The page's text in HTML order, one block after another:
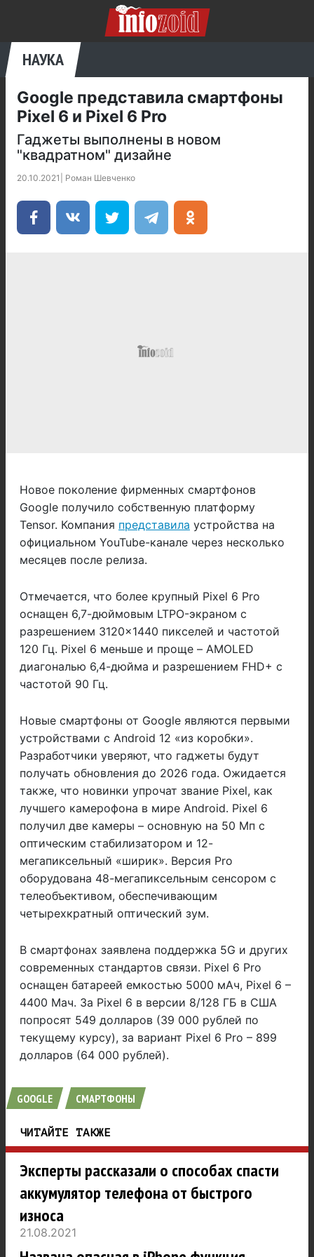
НАУКА
Google представила смартфоны
Pixel 6 и Pixel 6 Pro
Гаджеты выполнены в новом
"квадратном" дизайне
20.10.2021 Роман Шевченко
Новое поколение фирменных смартфонов
Google получило собственную платформу
Tensor. Компания представила устройства на
официальном YouTube-канале через несколько
месяцев после релиза.
Отмечается, что более крупный Pixel 6 Pro
оснащен 6,7-дюймовым LTPO-экраном с
разрешением 3120×1440 пикселей и частотой
120 Гц. Pixel 6 меньше и проще – AMOLED
диагональю 6,4-дюйма и разрешением FHD+ с
частотой 90 Гц.
Новые смартфоны от Google являются первыми
устройствами с Android 12 «из коробки».
Разработчики уверяют, что гаджеты будут
получать обновления до 2026 года. Ожидается
также, что новинки упрочат звание Pixel, как
лучшего камерофона в мире Android. Pixel 6
получил две камеры – основную на 50 Мп с
оптическим стабилизатором и 12-
мегапиксельный «ширик». Версия Pro
оборудована 48-мегапиксельным сенсором с
телеобъективом, обеспечивающим
четырехкратный оптический зум.
В смартфонах заявлена поддержка 5G и других
современных стандартов связи. Pixel 6 Pro
оснащен батареей емкостью 5000 мАч, Pixel 6 –
4400 Мач. За Pixel 6 в версии 8/128 ГБ в США
попросят 549 долларов (39 000 рублей по
текущему курсу), за вариант Pixel 6 Pro – 899
долларов (64 000 рублей).
GOOGLE СМАРТФОНЫ
ЧИТАЙТЕ ТАКЖЕ
Эксперты рассказали о способах спасти
аккумулятор телефона от быстрого
износа
21.08.2021